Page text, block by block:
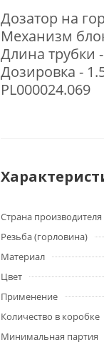
Дозатор на
Механизм
Длина трубки
Дозировка -
PL000024.069
Страна производителя
Резьба (горловина)
Материал
Цвет
Применение
Количество в коробке
Минимальная партия